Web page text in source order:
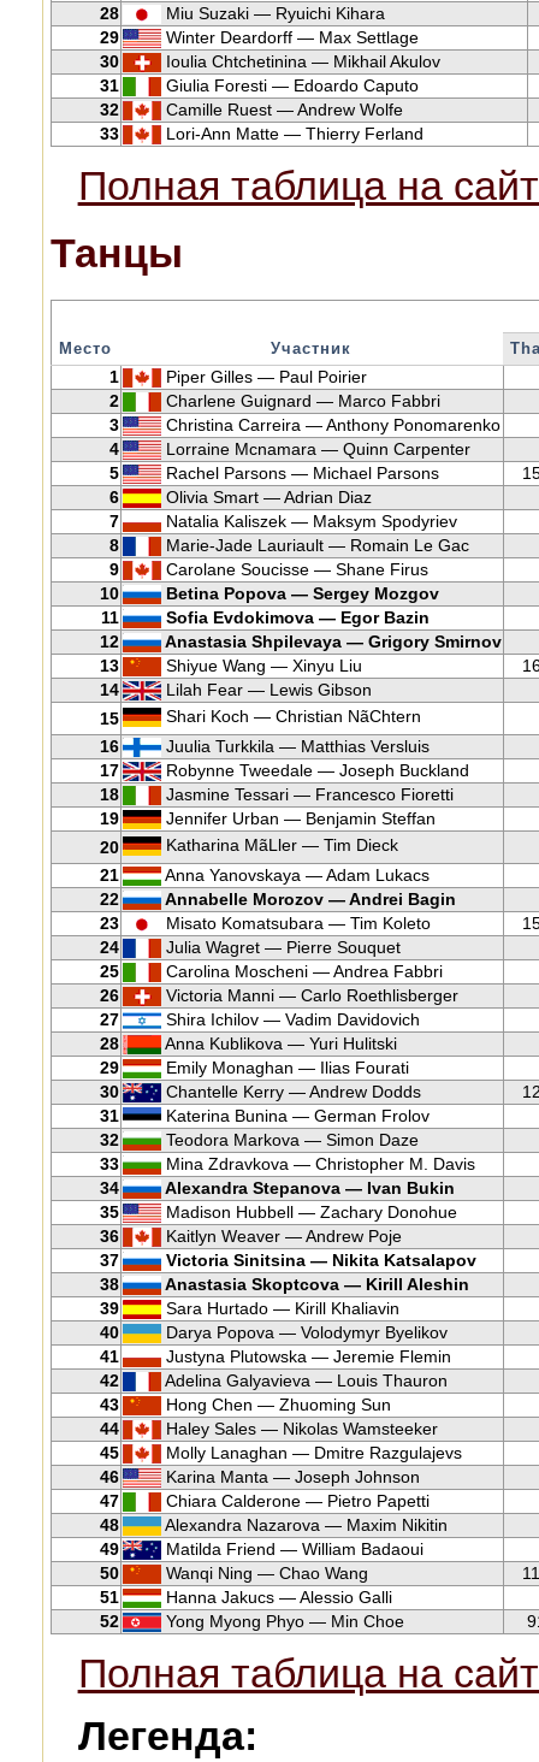
28
Miu Suzaki — Ryuichi Kihara
29
Winter Deardorff — Max Settlage
30
Ioulia Chtchetinina — Mikhail Akulov
31
Giulia Foresti — Edoardo Caputo
32
Camille Ruest — Andrew Wolfe
33
Lori-Ann Matte — Thierry Ferland
Полная таблица на
Танцы
Место Участник
1
Piper Gilles — Paul Poirier
2
Charlene Guignard — Marco Fabbri
3
Christina Carreira — Anthony Ponomarenko
4
Lorraine Mcnamara — Quinn Carpenter
5
Rachel Parsons — Michael Parsons
6
Olivia Smart — Adrian Diaz
7
Natalia Kaliszek — Maksym Spodyriev
8
Marie-Jade Lauriault — Romain Le Gac
9
Carolane Soucisse — Shane Firus
10
Betina Popova — Sergey Mozgov
11
Sofia Evdokimova — Egor Bazin
12
Anastasia Shpilevaya — Grigory Smirnov
13
Shiyue Wang — Xinyu Liu
14
Lilah Fear — Lewis Gibson
15
Shari Koch — Christian NãChtern
16
Juulia Turkkila — Matthias Versluis
17
Robynne Tweedale — Joseph Buckland
18
Jasmine Tessari — Francesco Fioretti
19
Jennifer Urban — Benjamin Steffan
20
Katharina MãLler — Tim Dieck
21
Anna Yanovskaya — Adam Lukacs
22
Annabelle Morozov — Andrei Bagin
23
Misato Komatsubara — Tim Koleto
24
Julia Wagret — Pierre Souquet
25
Carolina Moscheni — Andrea Fabbri
26
Victoria Manni — Carlo Roethlisberger
27
Shira Ichilov — Vadim Davidovich
28
Anna Kublikova — Yuri Hulitski
29
Emily Monaghan — Ilias Fourati
30
Chantelle Kerry — Andrew Dodds
31
Katerina Bunina — German Frolov
32
Teodora Markova — Simon Daze
33
Mina Zdravkova — Christopher M. Davis
34
Alexandra Stepanova — Ivan Bukin
35
Madison Hubbell — Zachary Donohue
36
Kaitlyn Weaver — Andrew Poje
37
Victoria Sinitsina — Nikita Katsalapov
38
Anastasia Skoptcova — Kirill Aleshin
39
Sara Hurtado — Kirill Khaliavin
40
Darya Popova — Volodymyr Byelikov
41
Justyna Plutowska — Jeremie Flemin
42
Adelina Galyavieva — Louis Thauron
43
Hong Chen — Zhuoming Sun
44
Haley Sales — Nikolas Wamsteeker
45
Molly Lanaghan — Dmitre Razgulajevs
46
Karina Manta — Joseph Johnson
47
Chiara Calderone — Pietro Papetti
48
Alexandra Nazarova — Maxim Nikitin
49
Matilda Friend — William Badaoui
50
Wanqi Ning — Chao Wang
51
Hanna Jakucs — Alessio Galli
52
Yong Myong Phyo — Min Choe
Полная таблица на
Легенда: